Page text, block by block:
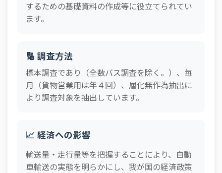
するための基礎資料の作成等に役立てられてい
ます。
🔢 調査方法
標本調査であり（全数バス調査を除く。）、毎
月（貨物営業用は年４回）、層化無作為抽出に
より調査対象を抽出しています。
📈 経済への影響
輸送量・走行量等を把握することにより、自動
車輸送の実態を明らかにし、我が国の経済政策